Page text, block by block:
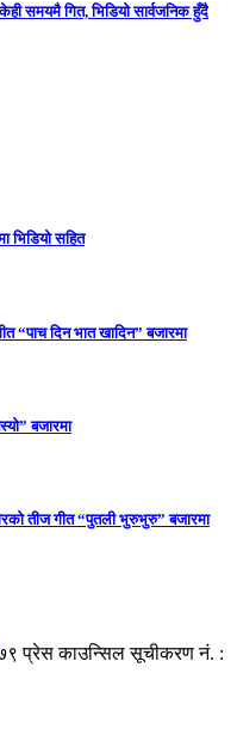
समयमै गित, भिडियो सार्वजनिक हुँदै
भिडियो सहित
“पाच दिन भात खादिन” बजारमा
बजारमा
तीज गीत “पुतली भुरुभुरु” बजारमा
प्रेस काउन्सिल सूचीकरण नं. :